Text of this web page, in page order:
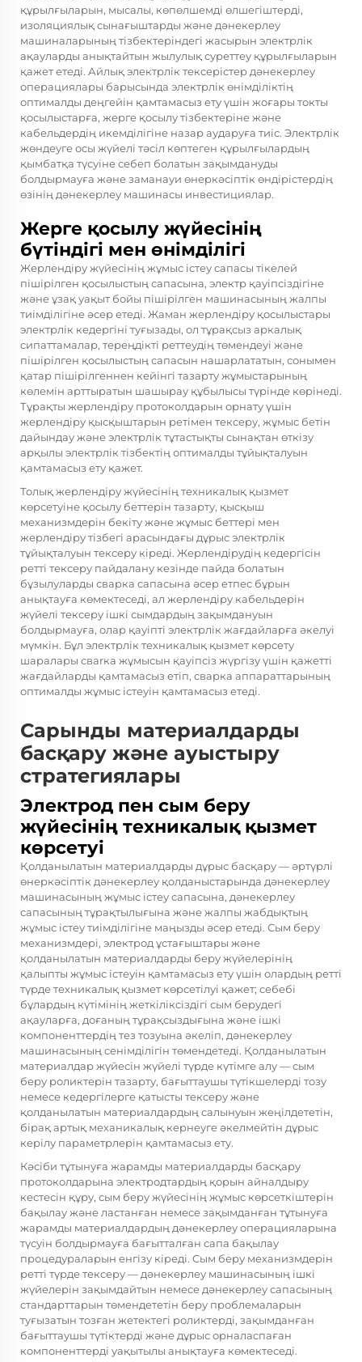
құрылғыларын, мысалы, көпөлшемді өлшегіштерді,
изоляциялық сынағыштарды және дәнекерлеу
машиналарының тізбектеріндегі жасырын электрлік
ақауларды анықтайтын жылулық суреттеу құрылғыларын
қажет етеді. Айлық электрлік тексерістер дәнекерлеу
операциялары барысында электрлік өнімділіктің
оптималды деңгейін қамтамасыз ету үшін жоғары токты
қосылыстарға, жерге қосылу тізбектеріне және
кабельдердің икемділігіне назар аударуға тиіс. Электрлік
жөндеуге осы жүйелі тәсіл көптеген құрылғылардың
қымбатқа түсуіне себеп болатын зақымдануды
болдырмауға және заманауи өнеркәсіптік өндірістердің
өзінің дәнекерлеу машинасы инвестициялар.
Жерге қосылу жүйесінің
бүтіндігі мен өнімділігі
Жерлендіру жүйесінің жұмыс істеу сапасы тікелей
пішірілген қосылыстың сапасына, электр қауіпсіздігіне
және ұзақ уақыт бойы пішірілген машинасының жалпы
тиімділігіне әсер етеді. Жаман жерлендіру қосылыстары
электрлік кедергіні туғызады, ол тұрақсыз аркалық
сипаттамалар, тереңдікті реттеудің төмендеуі және
пішірілген қосылыстың сапасын нашарлататын, сонымен
қатар пішірілгеннен кейінгі тазарту жұмыстарының
көлемін арттыратын шашырау құбылысы түрінде көрінеді.
Тұрақты жерлендіру протоколдарын орнату үшін
жерлендіру қысқыштарын ретімен тексеру, жұмыс бетін
дайындау және электрлік тұтастықты сынақтан өткізу
арқылы электрлік тізбектің оптималды тұйықталуын
қамтамасыз ету қажет.
Толық жерлендіру жүйесінің техникалық қызмет
көрсетуіне қосылу беттерін тазарту, қысқыш
механизмдерін бекіту және жұмыс беттері мен
жерлендіру тізбегі арасындағы дұрыс электрлік
тұйықталуын тексеру кіреді. Жерлендірудің кедергісін
ретті тексеру пайдалану кезінде пайда болатын
бұзылуларды сварка сапасына әсер етпес бұрын
анықтауға көмектеседі, ал жерлендіру кабельдерін
жүйелі тексеру ішкі сымдардың зақымдануын
болдырмауға, олар қауіпті электрлік жағдайларға әкелуі
мүмкін. Бұл электрлік техникалық қызмет көрсету
шаралары свarка жұмысын қауіпсіз жүргізу үшін қажетті
жағдайларды қамтамасыз етіп, сварка аппараттарының
оптималды жұмыс істеуін қамтамасыз етеді.
Сарынды материалдарды
басқару және ауыстыру
стратегиялары
Электрод пен сым беру
жүйесінің техникалық қызмет
көрсетуі
Қолданылатын материалдарды дұрыс басқару — әртүрлі
өнеркәсіптік дәнекерлеу қолданыстарында дәнекерлеу
машинасының жұмыс істеу сапасына, дәнекерлеу
сапасының тұрақтылығына және жалпы жабдықтың
жұмыс істеу тиімділігіне маңызды әсер етеді. Сым беру
механизмдері, электрод ұстағыштары және
қолданылатын материалдарды беру жүйелерінің
қалыпты жұмыс істеуін қамтамасыз ету үшін олардың ретті
түрде техникалық қызмет көрсетілуі қажет; себебі
бұлардың күтімінің жеткіліксіздігі сым берудегі
ақауларға, доғаның тұрақсыздығына және ішкі
компоненттердің тез тозуына әкеліп, дәнекерлеу
машинасының сенімділігін төмендетеді. Қолданылатын
материалдар жүйесін жүйелі түрде күтімге алу — сым
беру роликтерін тазарту, бағыттаушы түтікшелерді тозу
немесе кедергілерге қатысты тексеру және
қолданылатын материалдардың салынуын жеңілдететін,
бірақ артық механикалық кернеуге әкелмейтін дұрыс
керілу параметрлерін қамтамасыз ету.
Кәсіби тұтынуға жарамды материалдарды басқару
протоколдарына электродтардың қорын айналдыру
кестесін құру, сым беру жүйесінің жұмыс көрсеткіштерін
бақылау және ластанған немесе зақымданған тұтынуға
жарамды материалдардың дәнекерлеу операцияларына
түсуін болдырмауға бағытталған сапа бақылау
процедураларын енгізу кіреді. Сым беру механизмдерін
ретті түрде тексеру — дәнекерлеу машинасының ішкі
жүйелерін зақымдайтын немесе дәнекерлеу сапасының
стандарттарын төмендететін беру проблемаларын
туғызатын тозған жетектегі роликтерді, зақымданған
бағыттаушы түтіктерді және дұрыс орналаспаған
компоненттерді уақытылы анықтауға көмектеседі.